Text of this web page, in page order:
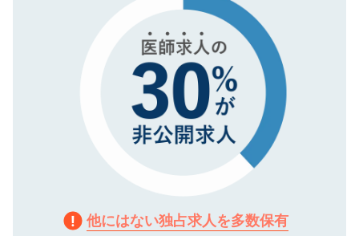
他にはない独占求人を多数保有